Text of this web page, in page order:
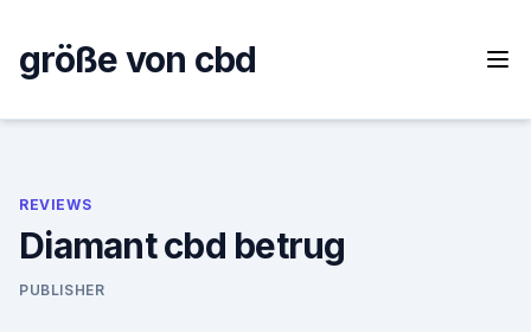
content
größe von cbd
REVIEWS
Diamant cbd betrug
PUBLISHER